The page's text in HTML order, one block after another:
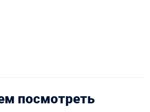
посмотреть